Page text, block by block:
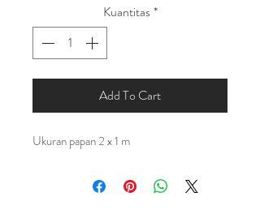
Kuantitas*
Add To Cart
Ukuran papan 2 x 1 m